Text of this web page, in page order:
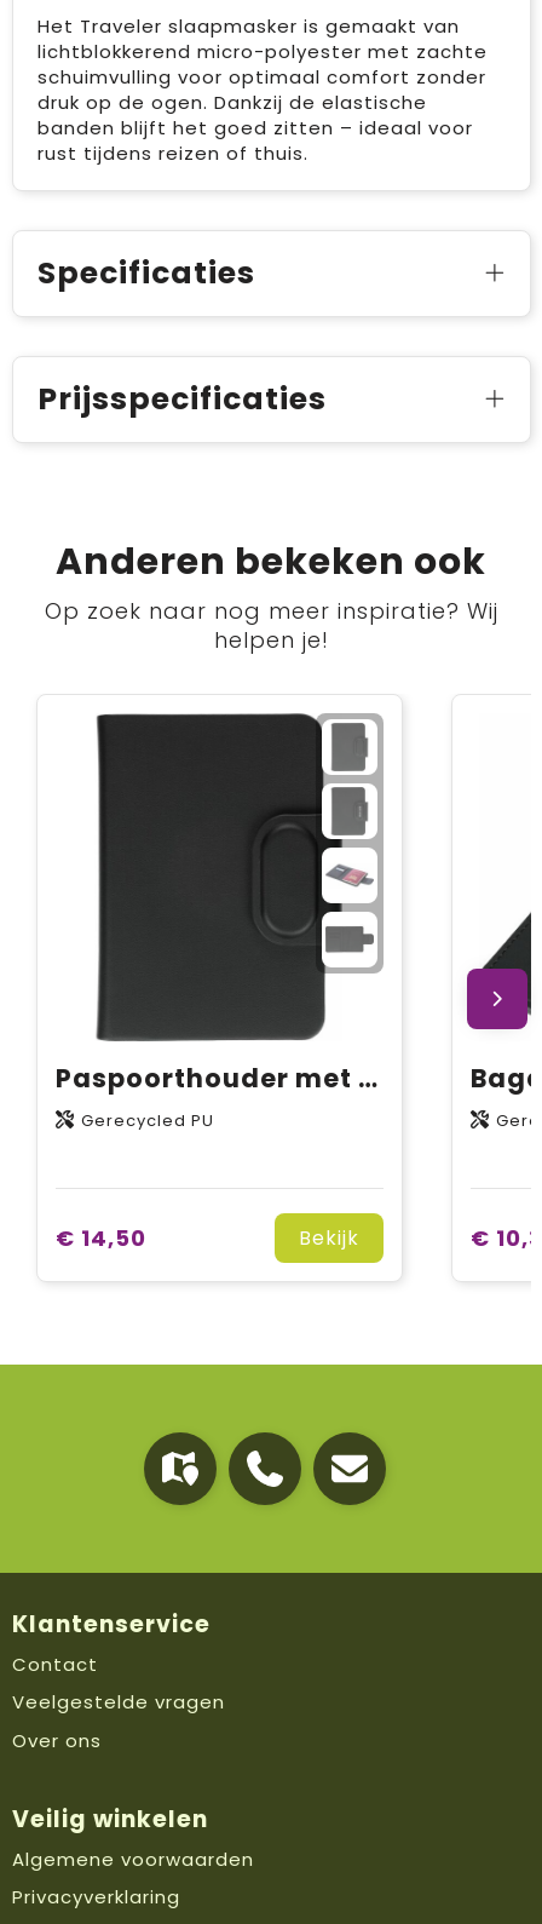
Het Traveler slaapmasker is gemaakt van
lichtblokkerend micro-polyester met zachte
schuimvulling voor optimaal comfort zonder
druk op de ogen. Dankzij de elastische
banden blijft het goed zitten – ideaal voor
rust tijdens reizen of thuis.
Specificaties
Prijsspecificaties
Anderen bekeken ook
Op zoek naar nog meer inspiratie? Wij
helpen je!
Paspoorthouder met tracking Mavi
Gerecycled PU
€ 14,50 Bekijk €
Klantenservice
Contact
Veelgestelde vragen
Over ons
Veilig winkelen
Algemene voorwaarden
Privacyverklaring